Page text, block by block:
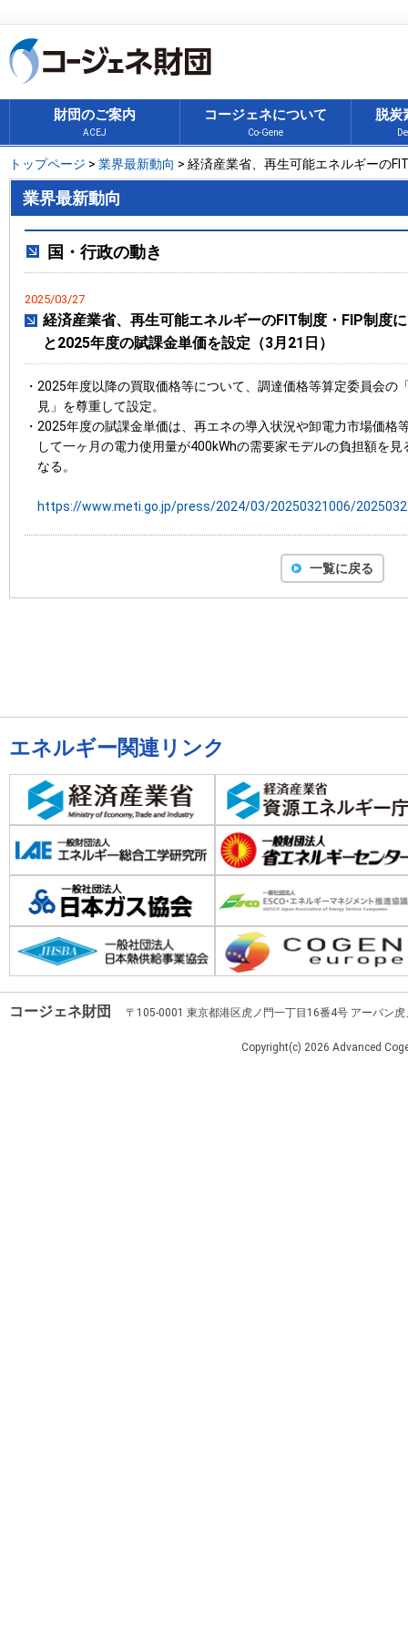
財団のご案内
ACEJ
コージェネについて
Co-Gene
脱炭
トップページ > 業界最新動向 > 経済産業省、再生可能エネルギーのFIT制
業界最新動向
国・行政の動き
2025/03/27
経済産業省、再生可能エネルギーのFIT制度・FIP制度
と2025年度の賦課金単価を設定（3月21日）
・2025年度以降の買取価格等について、調達価格等算定委員会の
見」を尊重して設定。
・2025年度の賦課金単価は、再エネの導入状況や卸電力市場価格
して一ヶ月の電力使用量が400kWhの需要家モデルの負担額を
なる。
https://www.meti.go.jp/press/2024/03/20250321006/
一覧に戻る
エネルギー関連リンク
コージェネ財団 〒105-0001 東京都港区虎ノ門一丁目16番4号 アーバン
Copyright(c) 2026 Advanced